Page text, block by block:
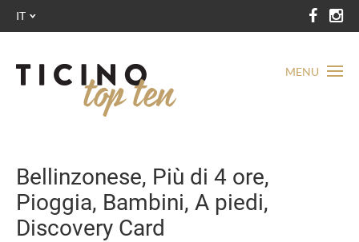
MENU
IT
Bellinzonese, Più di 4 ore,
Pioggia, Bambini, A piedi,
Discovery Card